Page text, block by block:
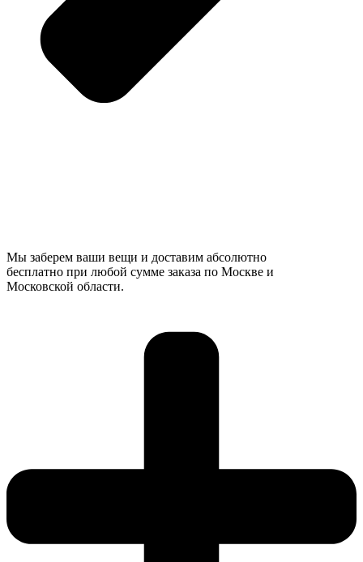
Мы заберем ваши вещи и доставим абсолютно
бесплатно при любой сумме заказа по Москве и
Московской области.